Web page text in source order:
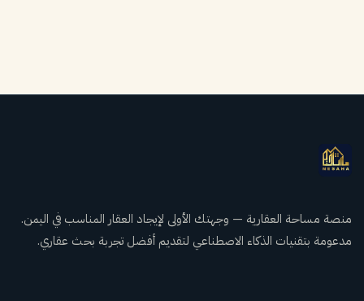
منصة مساحة العقارية — وجهتك الأولى لإيجاد العقار المناسب في اليمن.
مدعومة بتقنيات الذكاء الاصطناعي لتقديم أفضل تجربة بحث عقاري.